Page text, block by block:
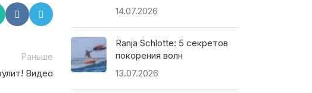
Раньше
Видео
14.07.2026
Ranja Schlotte: 5 секретов
покорения волн
13.07.2026